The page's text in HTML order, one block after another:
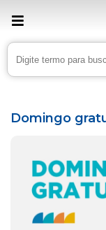
› Home › Agenda
Domingo